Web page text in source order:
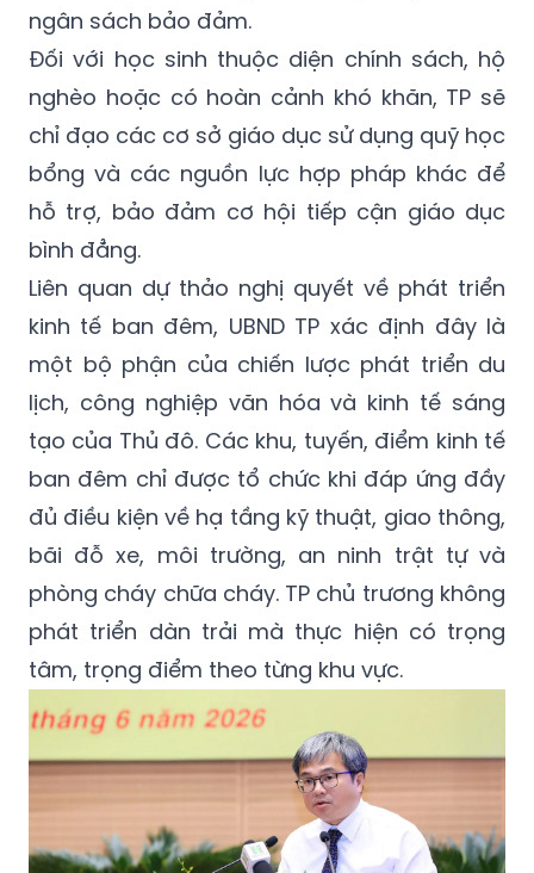
ngân sách bảo đảm.
Đối với học sinh thuộc diện chính sách, hộ
nghèo hoặc có hoàn cảnh khó khăn, TP sẽ
chỉ đạo các cơ sở giáo dục sử dụng quỹ học
bổng và các nguồn lực hợp pháp khác để
hỗ trợ, bảo đảm cơ hội tiếp cận giáo dục
bình đẳng.
Liên quan dự thảo nghị quyết về phát triển
kinh tế ban đêm, UBND TP xác định đây là
một bộ phận của chiến lược phát triển du
lịch, công nghiệp văn hóa và kinh tế sáng
tạo của Thủ đô. Các khu, tuyến, điểm kinh tế
ban đêm chỉ được tổ chức khi đáp ứng đầy
đủ điều kiện về hạ tầng kỹ thuật, giao thông,
bãi đỗ xe, môi trường, an ninh trật tự và
phòng cháy chữa cháy. TP chủ trương không
phát triển dàn trải mà thực hiện có trọng
tâm, trọng điểm theo từng khu vực.